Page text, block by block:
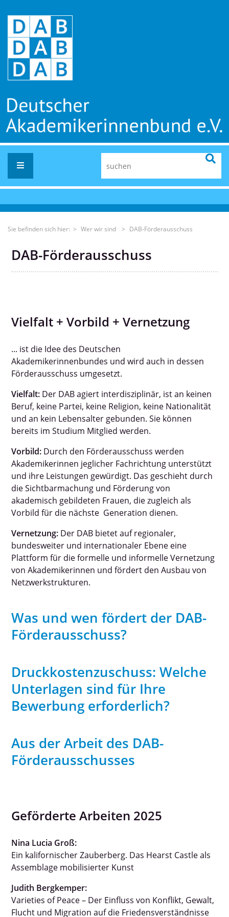
Vorstand
DAB-Gruppen
DAB-Förderausschuss
Arbeitskreis MINT
Arbeitskreis Frauen, Politik und Wirtschaft
Arbeitskreis PHA – Frauen in der Pharmazie
DAB Young Members
Mentoring
Geschichte
Sophie La Roche-Preis
Sie befinden sich hier: > Wer wir sind > DAB-Förderausschuss
DAB-Förderausschuss
Vielfalt + Vorbild + Vernetzung
... ist die Idee des Deutschen
Akademikerinnenbundes und wird auch in dessen
Förderausschuss umgesetzt.
Vielfalt: Der DAB agiert interdisziplinär, ist an keinen
Beruf, keine Partei, keine Religion, keine Nationalität
und an kein Lebensalter gebunden. Sie können
bereits im Studium Mitglied werden.
Vorbild: Durch den Förderausschuss werden
Akademikerinnen jeglicher Fachrichtung unterstützt
und ihre Leistungen gewürdigt. Das geschieht durch
die Sichtbarmachung und Förderung von
akademisch gebildeten Frauen, die zugleich als
Vorbild für die nächste Generation dienen.
Vernetzung: Der DAB bietet auf regionaler,
bundesweiter und internationaler Ebene eine
Plattform für die formelle und informelle Vernetzung
von Akademikerinnen und fördert den Ausbau von
Netzwerkstrukturen.
Was und wen fördert der DAB-
Förderausschuss?
Druckkostenzuschuss: Welche
Unterlagen sind für Ihre
Bewerbung erforderlich?
Aus der Arbeit des DAB-
Förderausschusses
Geförderte Arbeiten 2025
Nina Lucia Groß:
Ein kalifornischer Zauberberg. Das Hearst Castle als
Assemblage mobilisierter Kunst
Judith Bergkemper:
Varieties of Peace – Der Einfluss von Konflikt, Gewalt,
Flucht und Migration auf die Friedensverständnisse